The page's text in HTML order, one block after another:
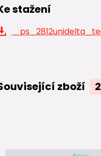
stažení
zboží 2